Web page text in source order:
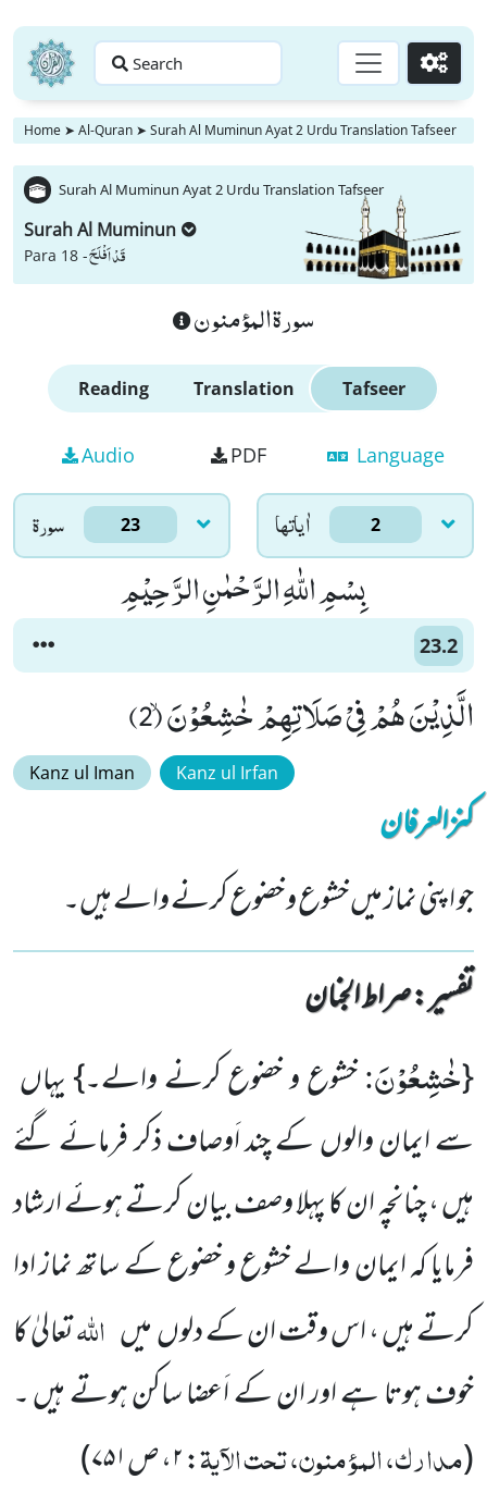
Search Go
Home ➤ Al-Quran ➤ Surah Al Muminun Ayat 2 Urdu Translation Tafseer
Surah Al Muminun Ayat 2 Urdu Translation Tafseer
Surah Al Muminun
Para 18 -قَدْ اَفْلَحَ
سورة المؤمنون
Reading Translation Tafseer
Audio PDF Language
سورۃ 23 اٰياتها 2
بِسْمِ اللّٰهِ الرَّحْمٰنِ الرَّحِیْمِ
23.2
الَّذِیْنَ هُمْ فِیْ صَلَاتِهِمْ خٰشِعُوْنَۙ (2)
Kanz ul Iman Kanz ul Irfan
کنزالعرفان
جو اپنی نماز میں خشوع و خضوع کرنے والے ہیں۔
تفسیر : ‎صراط الجنان
{خٰشِعُوْنَ:خشوع و خضوع کرنے والے۔} یہاں
سے ایمان والوں کے چند اَوصاف ذکر فرمائے گئے
ہیں ، چنانچہ ان کا پہلا وصف بیان کرتے ہوئے ارشاد
فرمایا کہ ایمان والے خشوع و خضوع کے ساتھ نماز ادا
کرتے ہیں ، اس وقت ان کے دلوں میں اللہتعالیٰ کا
خوف ہوتا ہے اور ان کے اَعضا ساکن ہوتے ہیں ۔
(مدارک، المؤمنون، تحت الآیۃ:۲، ص۷۵۱)